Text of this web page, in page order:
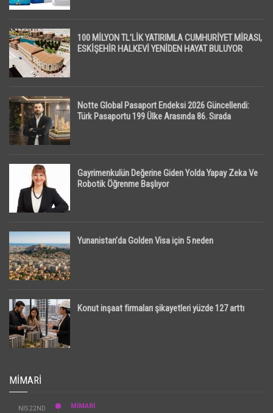
100 MİLYON TL’LİK YATIRIMLA CUMHURİYET MİRASI,
ESKİŞEHİR HALKEVİ YENİDEN HAYAT BULUYOR
Notte Global Pasaport Endeksi 2026 Güncellendi:
Türk Pasaportu 199 Ülke Arasında 86. Sırada
Gayrimenkulün Değerine Giden Yolda Yapay Zeka Ve
Robotik Öğrenme Başlıyor
Yunanistan’da Golden Visa için 5 neden
Konut inşaat firmaları şikayetleri yüzde 127 arttı
MIMARI
NIS 22ND
MİMARİ